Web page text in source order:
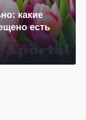
какие
есть